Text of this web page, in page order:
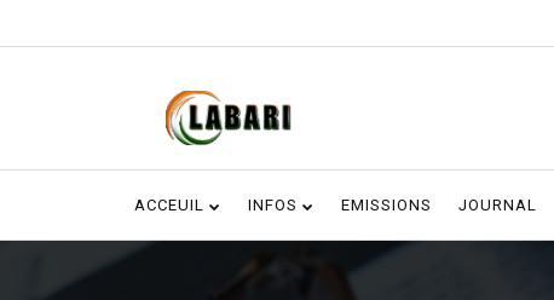
ACCEUIL INFOS EMISSIONS JOURNAL